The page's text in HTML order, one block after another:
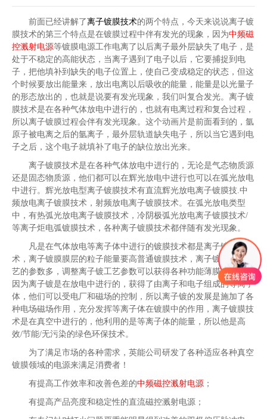
前面已经讲解了离子镀膜技术的两个特点，今天来说说离子镀
膜技术的第三个特点是在镀膜过程中伴有发光的现象，因为中频磁
控溅射电源等镀膜电源工作电离了以后离子最外层缺失了电子，是
处于不稳定的高能状态，当离子遇到了电子以后，它要捕捉到电
子，把他填补到缺失的电子位置上，使自己变成稳定的状态，但这
个时候要放出能量来，放出电离以后吸收的能量，能量是以光量子
的形态放出的，也就是说要有发光现象，我们叫复合发光。离子镀
膜技术是在各种气体放电中进行的，也就有电离过程和复合过程，
所以离子镀膜过程会伴有发光现象。这个动画片是前面看到的，氩
原子被电离之后的氩离子，最外层轨道缺失电子，所以当它遇到电
子之后，这个电子就填补了电子的缺位放出光来。
离子镀膜技术是在各种气体放电中进行的，无论是气态物质源
还是固态物质源，他们都可以在辉光放电中进行也可以在弧光放电
中进行。辉光放电型离子镀膜技术有直流辉光放电离子镀膜技 中
频放电离子镀膜技术 ， 射频放电离子镀膜技术。在弧光放电类型
中，有热弧光放电离子镀膜技术，冷阴极弧光放电离子镀膜技术/
等离子炬电弧镀膜技术，各种离子镀膜技术都伴随有发光现象。
凡是在气体放电等离子体中进行的镀膜技术都是离子镀膜技
术，离子镀膜膜层的粒子能量要高普通镀膜技术，离子镀膜技术工
艺的参数多，调整离子镀工艺参数可以获得各种功能薄膜的膜层，
因为离子镀是在放电中进行的，获得了由离子和电子组成的等离子
体，他们可以受电厂和磁场的控制，所以离子镀的发展是施加了各
种电场磁场作用，充分发挥等离子体在镀膜中的作用，离子镀膜技
术是在真空中进行的，他利用的是等离子体的能量，所以他是高
效/节能/无污染的绿色环保技术。
为了满足市场的各种需求，英能公司研发了各种适应各种真空
镀膜领域的电源来满足消费者！
有提高工作效率和改善色差的中频磁控溅射电源 ；
有提高产品亮度和稳定性的直流磁控溅射电源；